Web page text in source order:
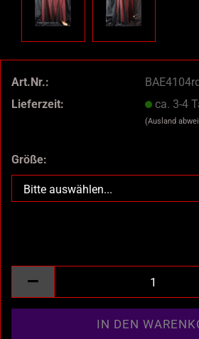
Art.Nr.:
Lieferzeit:
ca. 3-4
(Ausland
Größe: